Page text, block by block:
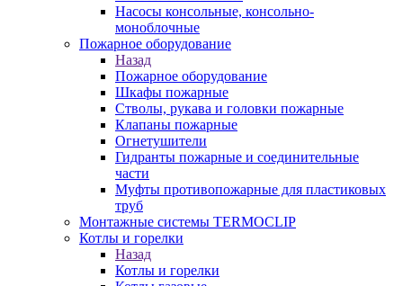
Насосы консольные, консольно-
моноблочные
Пожарное оборудование
Назад
Пожарное оборудование
Шкафы пожарные
Стволы, рукава и головки пожарные
Клапаны пожарные
Огнетушители
Гидранты пожарные и соединительные
части
Муфты противопожарные для пластиковых
труб
Монтажные системы TERMOCLIP
Котлы и горелки
Назад
Котлы и горелки